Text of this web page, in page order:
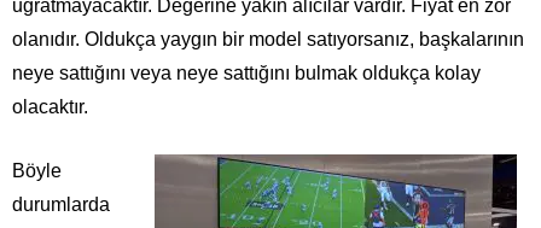
uğratmayacaktır. Değerine yakın alıcılar vardır. Fiyat en zor
olanıdır. Oldukça yaygın bir model satıyorsanız, başkalarının
neye sattığını veya neye sattığını bulmak oldukça kolay
olacaktır.
Böyle
durumlarda